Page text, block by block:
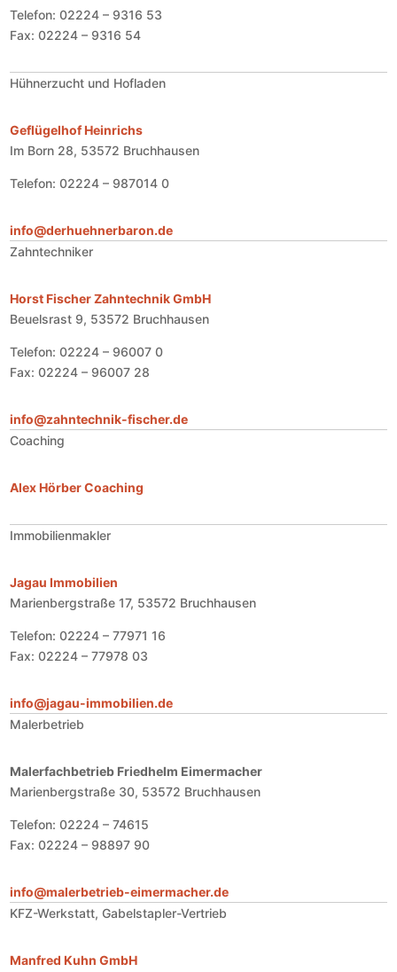
Telefon: 02224 – 9316 53
Fax: 02224 – 9316 54
Hühnerzucht und Hofladen
Geflügelhof Heinrichs
Im Born 28, 53572 Bruchhausen
Telefon: 02224 – 987014 0
info@derhuehnerbaron.de
Zahntechniker
Horst Fischer Zahntechnik GmbH
Beuelsrast 9, 53572 Bruchhausen
Telefon: 02224 – 96007 0
Fax: 02224 – 96007 28
info@zahntechnik-fischer.de
Coaching
Alex Hörber Coaching
Immobilienmakler
Jagau Immobilien
Marienbergstraße 17, 53572 Bruchhausen
Telefon: 02224 – 77971 16
Fax: 02224 – 77978 03
info@jagau-immobilien.de
Malerbetrieb
Malerfachbetrieb Friedhelm Eimermacher
Marienbergstraße 30, 53572 Bruchhausen
Telefon: 02224 – 74615
Fax: 02224 – 98897 90
info@malerbetrieb-eimermacher.de
KFZ-Werkstatt, Gabelstapler-Vertrieb
Manfred Kuhn GmbH